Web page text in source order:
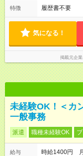
特徴 履歴書不要
気になる！
掲載元企業
未経験OK！＜カ
一般事務
派遣 職種未経験OK
給与
時給1400円